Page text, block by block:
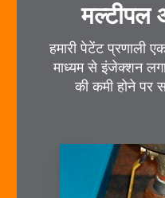
हमारी पेटेंट प्रणाली
माध्यम से इंजेक्शन
की कमी होने पर